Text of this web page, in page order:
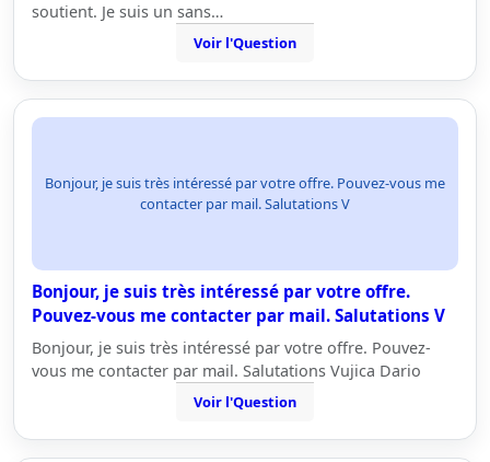
soutient. Je suis un sans…
Voir l'Question
Bonjour, je suis très intéressé par votre offre. Pouvez-vous me
contacter par mail. Salutations V
Bonjour, je suis très intéressé par votre offre.
Pouvez-vous me contacter par mail. Salutations V
Bonjour, je suis très intéressé par votre offre. Pouvez-
vous me contacter par mail. Salutations Vujica Dario
Voir l'Question